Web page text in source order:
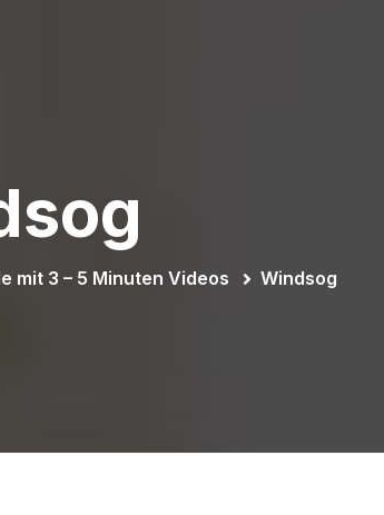
mit 3 – 5 Minuten Videos Windsog